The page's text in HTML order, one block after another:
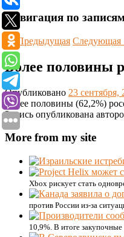
Навигация по
←Предыдущая Следующая
Более половины
Опубликовано 23 сентября,
Более половины (62,2%)
Запись опубликована
More from my site
Xbox рискует стать
против России из-за
10,9%. В итоге